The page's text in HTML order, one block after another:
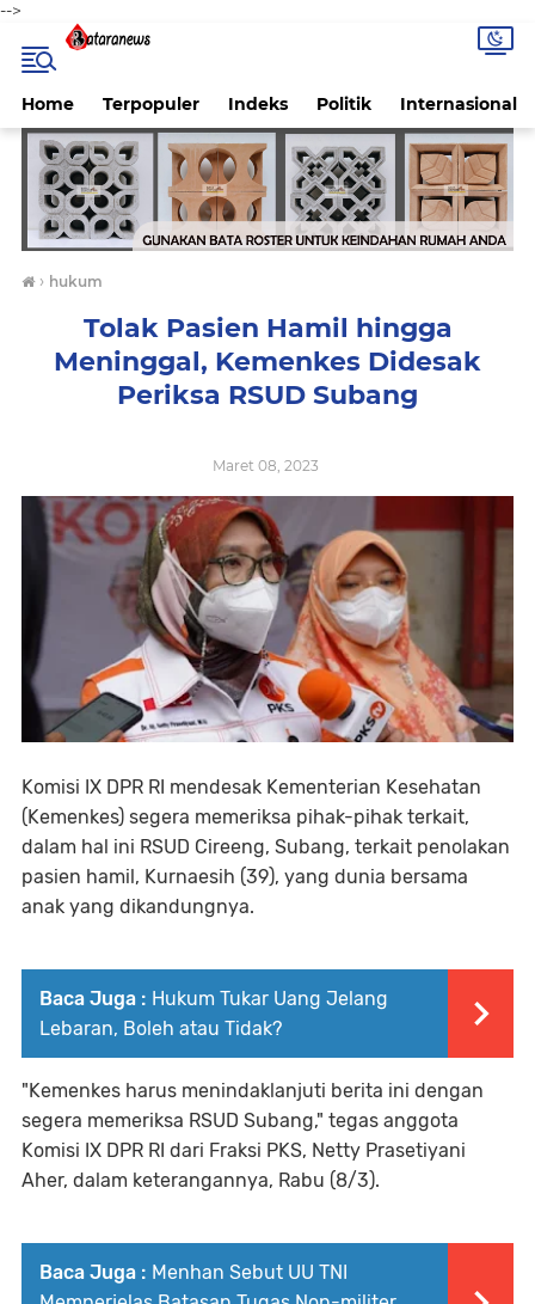
-->
Home Terpopuler Indeks Politik Internasional
› hukum
Tolak Pasien Hamil hingga
Meninggal, Kemenkes Didesak
Periksa RSUD Subang
Maret 08, 2023
Komisi IX DPR RI mendesak Kementerian Kesehatan
(Kemenkes) segera memeriksa pihak-pihak terkait,
dalam hal ini RSUD Cireeng, Subang, terkait penolakan
pasien hamil, Kurnaesih (39), yang dunia bersama
anak yang dikandungnya.
Baca Juga : Hukum Tukar Uang Jelang
Lebaran, Boleh atau Tidak?
"Kemenkes harus menindaklanjuti berita ini dengan
segera memeriksa RSUD Subang," tegas anggota
Komisi IX DPR RI dari Fraksi PKS, Netty Prasetiyani
Aher, dalam keterangannya, Rabu (8/3).
Baca Juga : Menhan Sebut UU TNI